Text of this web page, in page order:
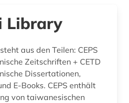
Library
aus den Teilen: CEPS
Zeitschriften + CETD
Dissertationen,
von taiwanesischen